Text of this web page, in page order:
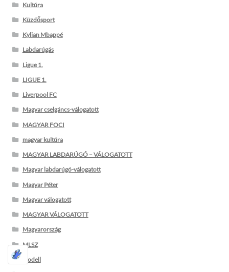
Kultúra
Küzdősport
Kylian Mbappé
Labdarúgás
Ligue 1.
LIGUE 1.
Liverpool FC
Magyar cselgáncs-válogatott
MAGYAR FOCI
magyar kultúra
MAGYAR LABDARÚGÓ – VÁLOGATOTT
Magyar labdarúgó-válogatott
Magyar Péter
Magyar válogatott
MAGYAR VÁLOGATOTT
Magyarország
MLSZ
modell